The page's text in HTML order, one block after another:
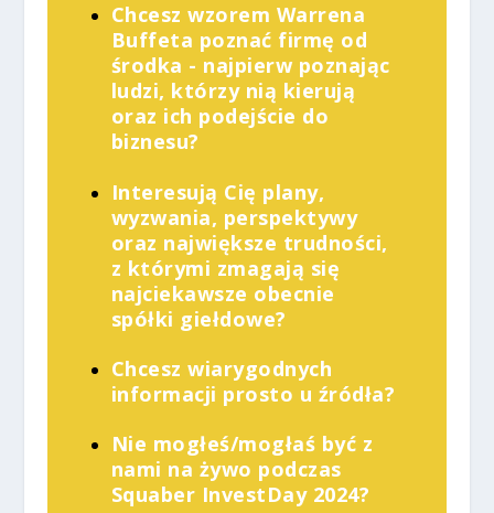
Chcesz wzorem Warrena
Buffeta poznać firmę od
środka - najpierw poznając
ludzi, którzy nią kierują
oraz ich podejście do
biznesu?
Interesują Cię plany,
wyzwania, perspektywy
oraz największe trudności,
z którymi zmagają się
najciekawsze obecnie
spółki giełdowe?
Chcesz wiarygodnych
informacji prosto u źródła?
Nie mogłeś/mogłaś być z
nami na żywo podczas
Squaber InvestDay 2024?